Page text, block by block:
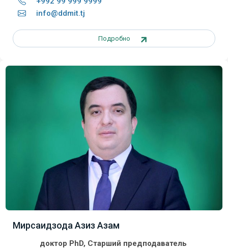
info@ddmit.tj
Подробно
Мирсаидзода Азиз Азам
доктор PhD, Старший предподаватель